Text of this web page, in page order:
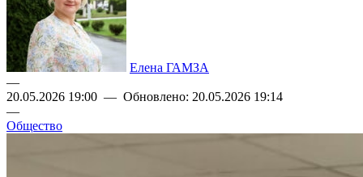
Елена ГАМЗА
—
20.05.2026 19:00 — Обновлено: 20.05.2026 19:14
—
Общество